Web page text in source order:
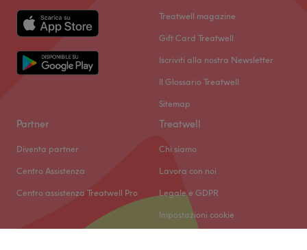
Treatwell magazine
Gift Card Treatwell
Iscriviti alla nostra Newsletter
Il Glossario Treatwell
Sitemap
Partner
Diventa partner
Centro Assistenza
Centro assistenza Treatwell Pro
Treatwell
Chi siamo
Lavora con noi
Legale e GDPR
Impostazioni cookie